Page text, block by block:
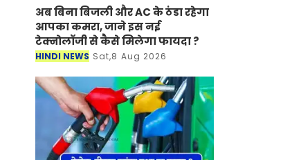
अब बिना बिजली और AC के ठंडा रहेगा
आपका कमरा, जाने इस नई
टेक्नोलॉजी से कैसे मिलेगा फायदा ?
HINDI NEWS Sat,8 Aug 2026